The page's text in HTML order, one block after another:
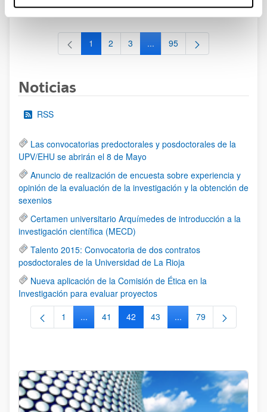
Página
1 Página
2 Página
3 ...Páginas intermedias Use TAB
Página
95
Noticias
RSS
Las convocatorias predoctorales y posdoctorales de la
UPV/EHU se abrirán el 8 de Mayo
Anuncio de realización de encuesta sobre experiencia y
opinión de la evaluación de la investigación y la obtención de
sexenios
Certamen universitario Arquímedes de introducción a la
investigación científica (MECD)
Talento 2015: Convocatoria de dos contratos
posdoctorales de la Universidad de La Rioja
Nueva aplicación de la Comisión de Ética en la
Investigación para evaluar proyectos
Página
1 ...Páginas intermedias Use TAB para desplazarse.
Página
41 Página
42 Página
43 ...Páginas intermedias
Página
79